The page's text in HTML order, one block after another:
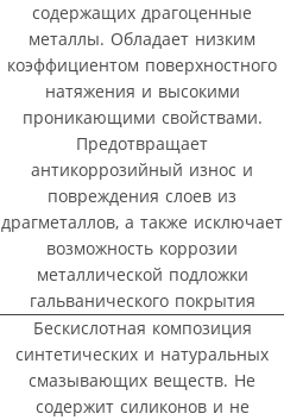
содержащих драгоценные
металлы. Обладает низким
коэффициентом поверхностного
натяжения и высокими
проникающими свойствами.
Предотвращает
антикоррозийный износ и
повреждения слоев из
драгметаллов, а также исключает
возможность коррозии
металлической подложки
гальванического покрытия
Бескислотная композиция
синтетических и натуральных
смазывающих веществ. Не
содержит силиконов и не